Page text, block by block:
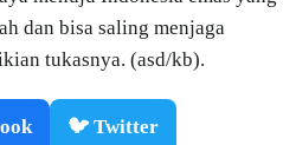
dan bisa saling menjaga
tukasnya. (asd/kb).
🐦 Twitter